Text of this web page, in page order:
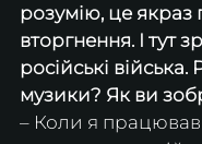
розумію, це
вторгнення. І тут
російські
музики? Як ви
– Коли я